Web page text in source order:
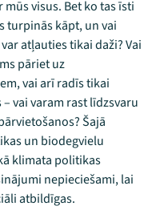
visus. Bet ko tas īsti
turpinās kāpt, un vai
atļauties tikai daži? Vai
pāriet uz
vai arī radīs tikai
vai varam rast līdzsvaru
Šajā
un biodegvielu
klimata politikas
nepieciešami, lai
atbildīgas.